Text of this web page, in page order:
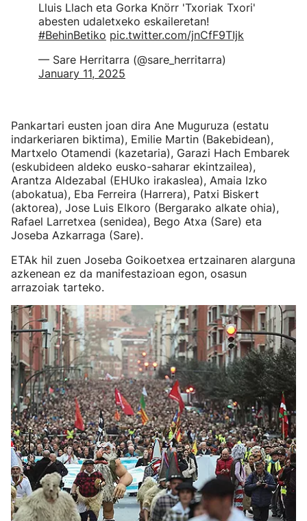
Lluis Llach eta Gorka Knörr 'Txoriak Txori'
abesten udaletxeko eskaileretan!
#BehinBetiko pic.twitter.com/jnCfF9TIjk
— Sare Herritarra (@sare_herritarra)
January 11, 2025
Pankartari eusten joan dira Ane Muguruza (estatu
indarkeriaren biktima), Emilie Martin (Bakebidean),
Martxelo Otamendi (kazetaria), Garazi Hach Embarek
(eskubideen aldeko eusko-saharar ekintzailea),
Arantza Aldezabal (EHUko irakaslea), Amaia Izko
(abokatua), Eba Ferreira (Harrera), Patxi Biskert
(aktorea), Jose Luis Elkoro (Bergarako alkate ohia),
Rafael Larretxea (senidea), Bego Atxa (Sare) eta
Joseba Azkarraga (Sare).
ETAk hil zuen Joseba Goikoetxea ertzainaren alarguna
azkenean ez da manifestazioan egon, osasun
arrazoiak tarteko.